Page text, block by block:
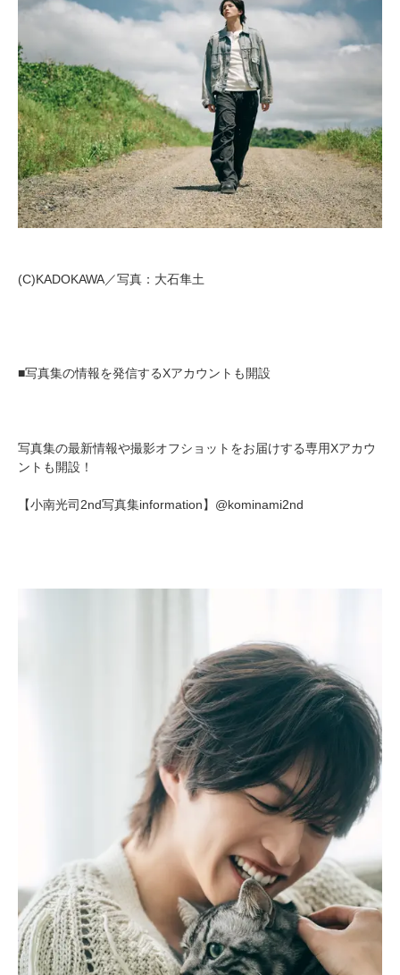
(C)KADOKAWA／写真：大石隼土
■写真集の情報を発信するXアカウントも開設
写真集の最新情報や撮影オフショットをお届けする専用Xアカウ
ントも開設！
【小南光司2nd写真集information】@kominami2nd